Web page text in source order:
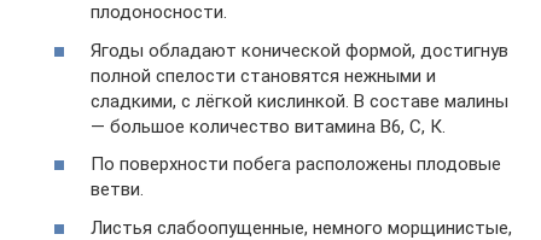
плодоносности.
Ягоды обладают конической формой, достигнув
полной спелости становятся нежными и
сладкими, с лёгкой кислинкой. В составе малины
— большое количество витамина В6, С, К.
По поверхности побега расположены плодовые
ветви.
Листья слабоопущенные, немного морщинистые,